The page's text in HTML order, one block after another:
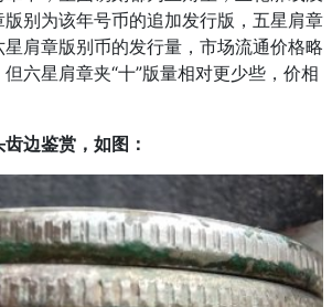
别为该年号币的追加发行版，五星肩章
肩章版别币的发行量，市场流通价格略
六星肩章夹“十”版量相对更少些，价相
边鉴赏，如图：